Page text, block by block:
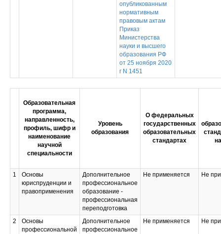
опубликованным
нормативным
правовым актам
Приказ
Министерства
науки и высшего
образования РФ
от 25 ноября 2020
г N 1451
Образовательная
программа,
направленность,
профиль, шифр и
наименование
научной
специальности
Уровень
образования
О федеральных
государственных
образовательных
стандартах
1
Основы
юриспруденции и
правоприменения
Дополнительное
профессиональное
образование -
профессиональная
переподготовка
Не применяется Не
2
Основы
профессиональной
Дополнительное
профессиональное
Не применяется Не